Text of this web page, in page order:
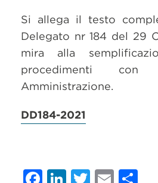
Si allega il testo
Delegato nr 184 del 29
mira alla
procedimenti
Amministrazione.
DD184-2021